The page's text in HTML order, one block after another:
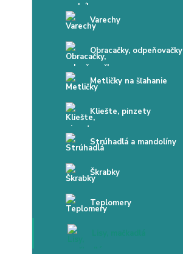
Varechy
Obracačky, odpeňovačky
Metličky na šľahanie
Kliešte, pinzety
Strúhadlá a mandolíny
Škrabky
Teplomery